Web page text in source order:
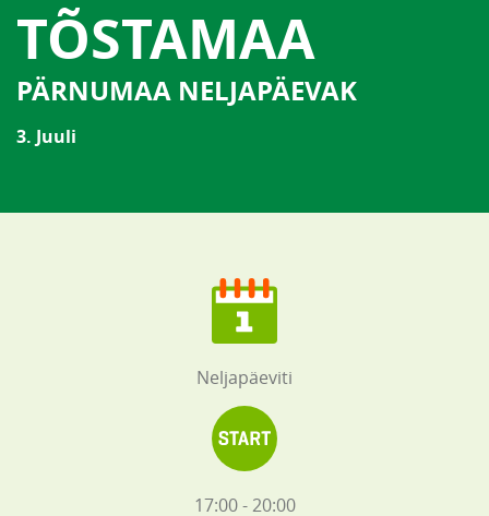
TÕSTAMAA
PÄRNUMAA NELJAPÄEVAK
3. Juuli
Neljapäeviti
17:00 - 20:00